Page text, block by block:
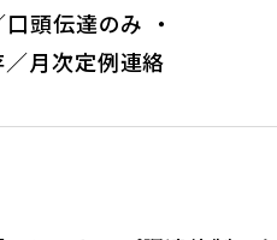
頭伝達のみ ・
次定例連絡